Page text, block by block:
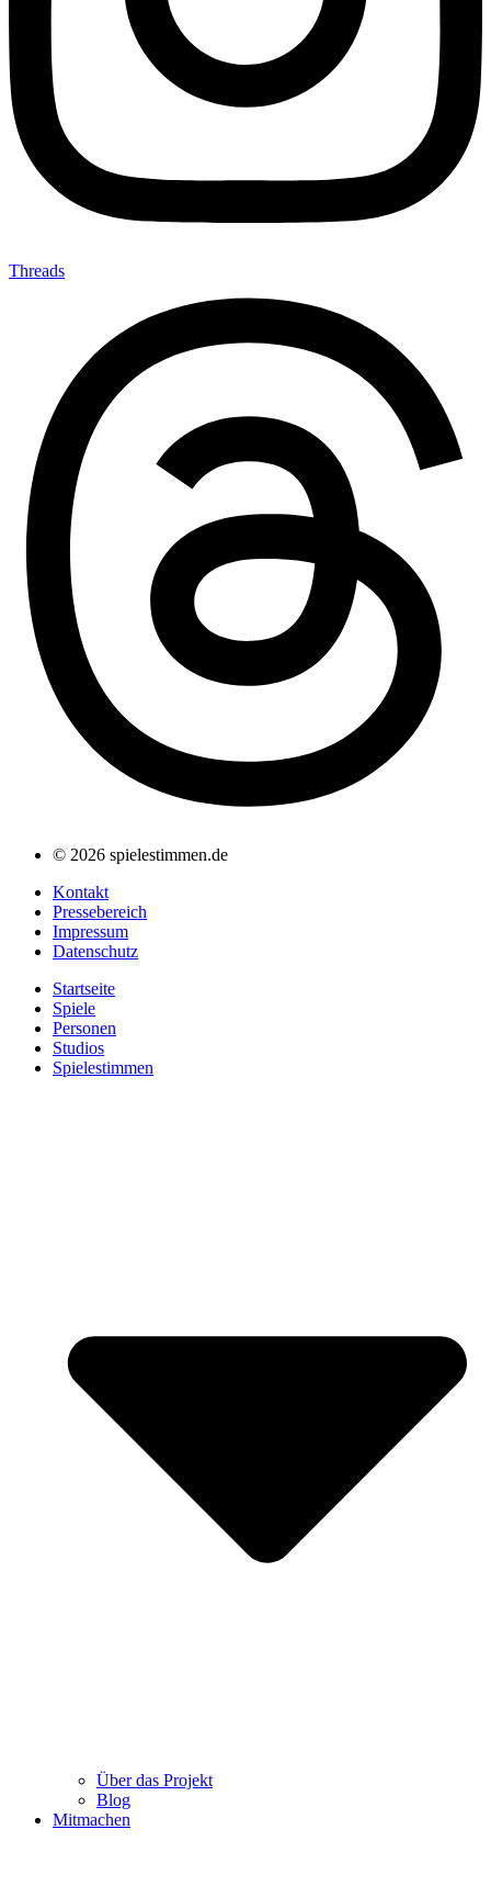
Threads
© 2026 spielestimmen.de
Kontakt
Pressebereich
Impressum
Datenschutz
Startseite
Spiele
Personen
Studios
Spielestimmen
Über das Projekt
Blog
Mitmachen